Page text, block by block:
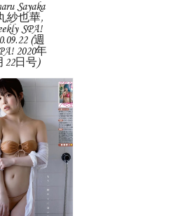
Sayaka
紗也華,
SPA!
(週
2020年
22日号)